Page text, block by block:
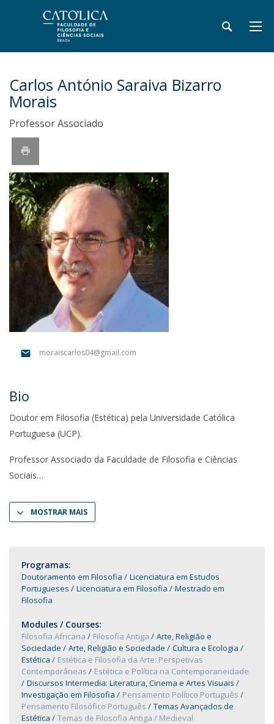
Carlos António Saraiva Bizarro
Morais
Professor Associado
moraiscarlos04@gmail.com
Bio
Doutor em Filosofia (Estética) pela Universidade Católica
Portuguesa (UCP).
Professor Associado da Faculdade de Filosofia e Ciências
Sociais
MOSTRAR MAIS
Programas:
Doutoramento em Filosofia
Licenciatura em Estudos
Portugueses
Licenciatura em Filosofia
Mestrado em
Filosofia
Modules / Courses:
Filosofia Africana Filosofia Antiga
Arte, Religião e
Sociedade
Arte, Religião e Sociedade
Cultura e Ecologia
Estética
Estética e Filosofia da Arte: Perspetivas
Contemporâneas
Estética e Política na Contemporaneidade
Discursos Intermedia: Literatura, Cinema e Artes Visuais
Investigação em Filosofia
Pensamento Político Português
Pensamento Filosófico Português
Temas Avançados de
Estética
Temas de Filosofia Antiga / Medieval